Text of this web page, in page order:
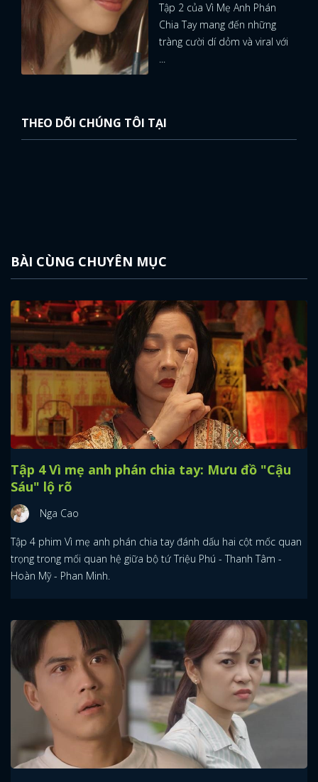
x
ĐĂNG NHẬP
Tập 2 của Vì Mẹ Anh Phán
Chia Tay mang đến những
tràng cười dí dỏm và viral với
...
THEO DÕI CHÚNG TÔI TẠI
BÀI CÙNG CHUYÊN MỤC
Tập 4 Vì mẹ anh phán chia tay: Mưu đồ "Cậu
Sáu" lộ rõ
Nga Cao
Tập 4 phim Vì mẹ anh phán chia tay đánh dấu hai cột mốc quan
trọng trong mối quan hệ giữa bộ tứ Triệu Phú - Thanh Tâm -
Hoàn Mỹ - Phan Minh.